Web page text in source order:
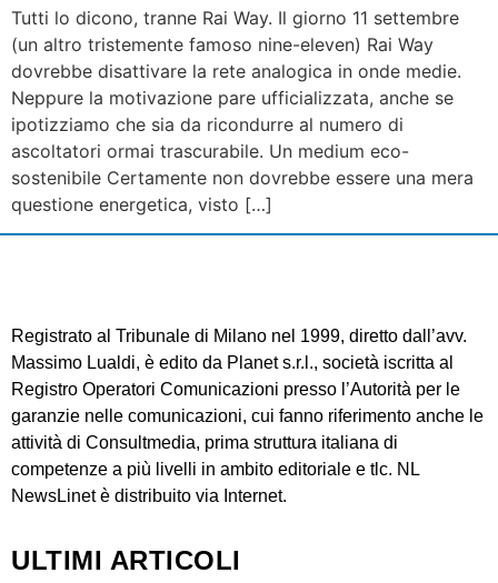
Tutti lo dicono, tranne Rai Way. Il giorno 11 settembre
(un altro tristemente famoso nine-eleven) Rai Way
dovrebbe disattivare la rete analogica in onde medie.
Neppure la motivazione pare ufficializzata, anche se
ipotizziamo che sia da ricondurre al numero di
ascoltatori ormai trascurabile. Un medium eco-
sostenibile Certamente non dovrebbe essere una mera
questione energetica, visto […]
Registrato al Tribunale di Milano nel 1999, diretto dall’avv.
Massimo Lualdi, è edito da Planet s.r.l., società iscritta al
Registro Operatori Comunicazioni presso l’Autorità per le
garanzie nelle comunicazioni, cui fanno riferimento anche le
attività di Consultmedia, prima struttura italiana di
competenze a più livelli in ambito editoriale e tlc. NL
NewsLinet è distribuito via Internet.
ULTIMI ARTICOLI